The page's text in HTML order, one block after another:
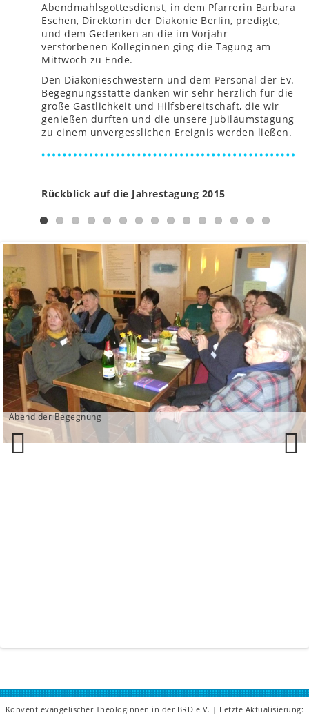
Abendmahlsgottesdienst, in dem Pfarrerin Barbara
Eschen, Direktorin der Diakonie Berlin, predigte,
und dem Gedenken an die im Vorjahr
verstorbenen Kolleginnen ging die Tagung am
Mittwoch zu Ende.
Den Diakonieschwestern und dem Personal der Ev.
Begegnungsstätte danken wir sehr herzlich für die
große Gastlichkeit und Hilfsbereitschaft, die wir
genießen durften und die unsere Jubiläumstagung
zu einem unvergesslichen Ereignis werden ließen.
Rückblick auf die Jahrestagung 2015
Abend der Begegnung
Konvent evangelischer Theologinnen in der BRD e.V. | Letzte Aktualisierung: